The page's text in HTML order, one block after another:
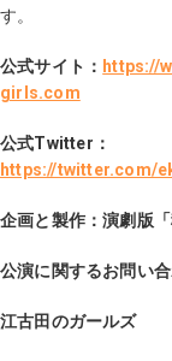
す。
公式サイト： https://
girls.com
公式Twitter：
https://twitter.com/
企画と製作：演劇版
公演に関するお問い
江古田のガールズ